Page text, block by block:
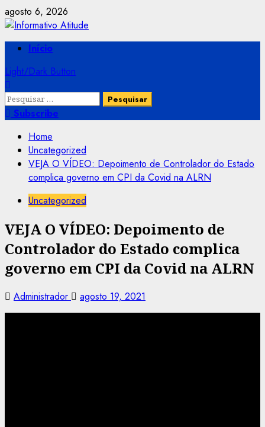
Skip
to
content
agosto 6, 2026
PrimaryInício
Light/Dark Button
Pesquisar
por:Subscribe
Home
Uncategorized
VEJA O VÍDEO: Depoimento de Controlador do Estado
complica governo em CPI da Covid na ALRN
Uncategorized
VEJA O VÍDEO: Depoimento de
Controlador do Estado complica
governo em CPI da Covid na ALRN
Administrador agosto 19, 2021